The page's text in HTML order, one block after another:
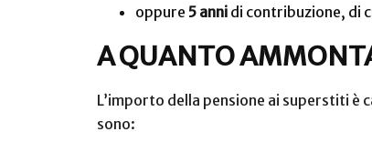
oppure 5 annidi contribuzione, di
A QUANTO
L’importo della pensione ai superstiti è
sono: